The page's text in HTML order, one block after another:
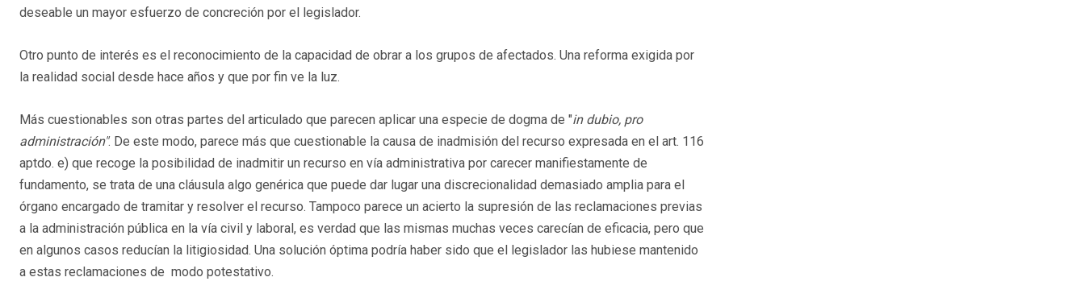
deseable un mayor esfuerzo de concreción por el legislador.
Otro punto de interés es el reconocimiento de la capacidad de obrar a los grupos de afectados. Una reforma exigida por
la realidad social desde hace años y que por fin ve la luz.
Más cuestionables son otras partes del articulado que parecen aplicar una especie de dogma de "in dubio, pro
administración". De este modo, parece más que cuestionable la causa de inadmisión del recurso expresada en el art. 116
aptdo. e) que recoge la posibilidad de inadmitir un recurso en vía administrativa por carecer manifiestamente de
fundamento, se trata de una cláusula algo genérica que puede dar lugar una discrecionalidad demasiado amplia para el
órgano encargado de tramitar y resolver el recurso. Tampoco parece un acierto la supresión de las reclamaciones previas
a la administración pública en la vía civil y laboral, es verdad que las mismas muchas veces carecían de eficacia, pero que
en algunos casos reducían la litigiosidad. Una solución óptima podría haber sido que el legislador las hubiese mantenido
a estas reclamaciones de modo potestativo.